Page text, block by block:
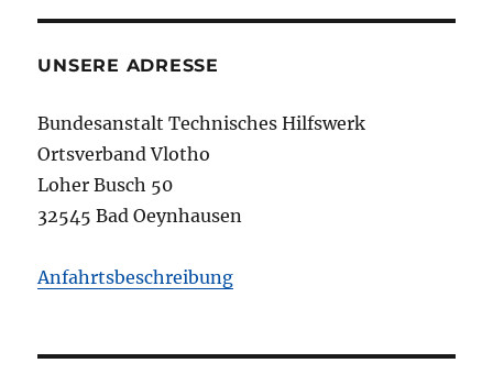
UNSERE ADRESSE
Bundesanstalt Technisches Hilfswerk
Ortsverband Vlotho
Loher Busch 50
32545 Bad Oeynhausen
Anfahrtsbeschreibung